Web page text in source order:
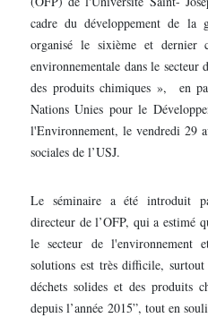
cadre du développement de la
organisé le sixième et dernier
environnementale dans le secteur
des produits chimiques », en
Nations Unies pour le
l'Environnement, le vendredi 29
sociales de l’USJ.
Le séminaire a été introduit
directeur de l’OFP, qui a estimé
le secteur de
solutions est très difficile,
déchets solides et des produits
depuis l’année 2015”, tout en